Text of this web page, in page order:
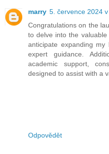
marry 5. července 2024
Congratulations on the
to delve into the
anticipate expanding
expert guidance.
academic support,
designed to assist with a
Odpovědět